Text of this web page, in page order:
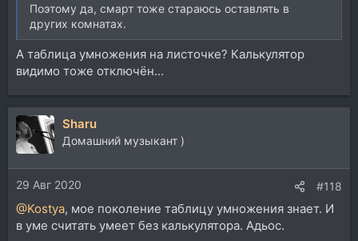
Поэтому да, смарт тоже стараюсь оставлять в
других комнатах.
А таблица умножения на листочке? Калькулятор
видимо тоже отключён...
Sharu
Домашний музыкант )
29 Авг 2020 #118
@Kostya, мое поколение таблицу умножения знает. И
в уме считать умеет без калькулятора. Адьос.